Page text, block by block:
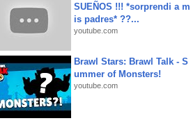
SUEÑOS !!! *sorprendi a m
is padres* ??...
youtube.com
Brawl Stars: Brawl Talk - S
ummer of Monsters!
youtube.com